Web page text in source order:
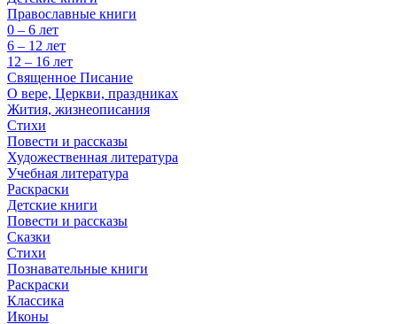
Православные книги
0 – 6 лет
6 – 12 лет
12 – 16 лет
Священное Писание
О вере, Церкви, праздниках
Жития, жизнеописания
Стихи
Повести и рассказы
Художественная литература
Учебная литература
Раскраски
Детские книги
Повести и рассказы
Сказки
Стихи
Познавательные книги
Раскраски
Классика
Иконы